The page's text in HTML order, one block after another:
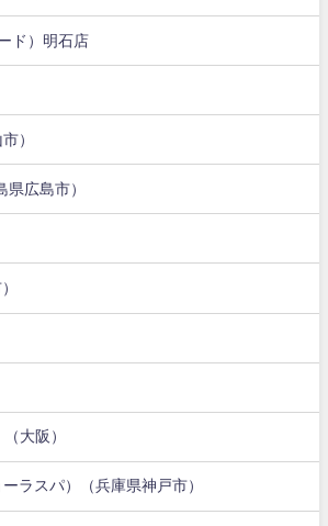
ド）明石店
）
県広島市）
大阪）
ラスパ）（兵庫県神戸市）